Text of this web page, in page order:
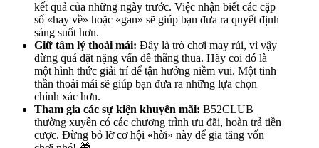
kết quả của những ngày trước. Việc nhận biết các cặp
số «hay về» hoặc «gan» sẽ giúp bạn đưa ra quyết định
sáng suốt hơn.
Giữ tâm lý thoải mái: Đây là trò chơi may rủi, vì vậy
đừng quá đặt nặng vấn đề thắng thua. Hãy coi đó là
một hình thức giải trí để tận hưởng niềm vui. Một tinh
thần thoải mái sẽ giúp bạn đưa ra những lựa chọn
chính xác hơn.
Tham gia các sự kiện khuyến mãi: B52CLUB
thường xuyên có các chương trình ưu đãi, hoàn trả tiền
cược. Đừng bỏ lỡ cơ hội «hời» này để gia tăng vốn